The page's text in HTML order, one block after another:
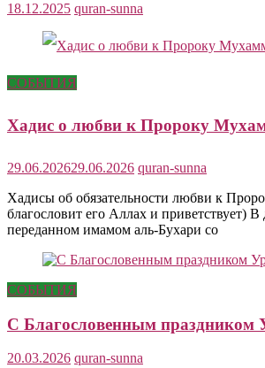
18.12.2025 quran-sunna
СОБЫТИЯ
29.06.202629.06.2026 quran-sunna
Хадисы об обязательности любви к
благословит его Аллах и приветствует) В
переданном имамом аль-Бухари со
СОБЫТИЯ
С Благословенным праздником
20.03.2026 quran-sunna